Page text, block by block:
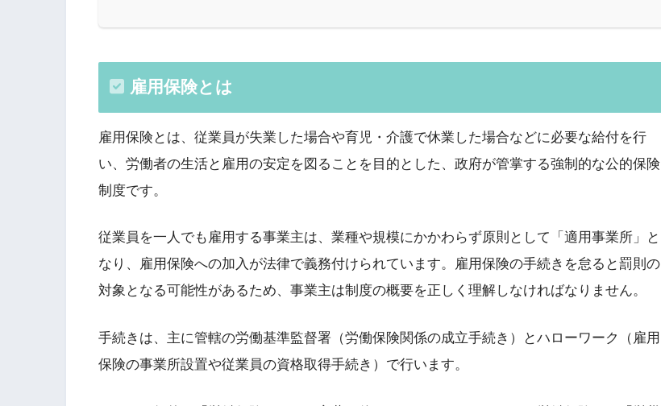
雇用保険とは
雇用保険とは、従業員が失業した場合や育児・介護で休業した場合などに必要な給付を行
い、労働者の生活と雇用の安定を図ることを目的とした、政府が管掌する強制的な公的保険
制度です。
従業員を一人でも雇用する事業主は、業種や規模にかかわらず原則として「適用事業所」と
なり、雇用保険への加入が法律で義務付けられています。雇用保険の手続きを怠ると罰則の
対象となる可能性があるため、事業主は制度の概要を正しく理解しなければなりません。
手続きは、主に管轄の労働基準監督署（労働保険関係の成立手続き）とハローワーク（雇用
保険の事業所設置や従業員の資格取得手続き）で行います。